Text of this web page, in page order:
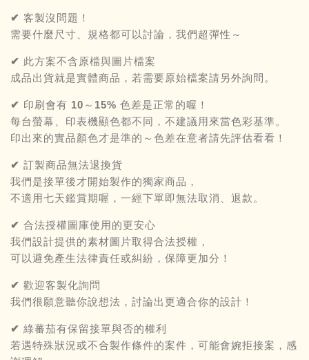
✔ 客製沒問題！
需要什麼尺寸、規格都可以討論，我們超彈性～
✔ 此方案不含原檔與圖片檔案
成品出貨就是實體商品，若需要原始檔案請另外詢問。
✔ 印刷會有 10～15% 色差是正常的喔！
每台螢幕、印表機顯色都不同，不建議用來當色彩基準。
印出來的實品顏色才是準的～色差在意者請先評估看看！
✔ 訂製商品無法退換貨
我們是接單後才開始製作的獨家商品，
不適用七天鑑賞期喔，一經下單即無法取消、退款。
✔ 合法授權圖庫使用的更安心
我們設計提供的素材圖片取得合法授權，
可以避免產生法律責任或糾紛，保障更加分！
✔ 歡迎客製化詢問
我們很願意聽你說想法，討論出更適合你的設計！
✔ 綠蕃茄有保留接單與否的權利
若遇特殊狀況或不合製作條件的案件，可能會婉拒接案，感